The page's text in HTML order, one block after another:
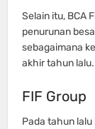
Selain itu, BCA
penurunan
sebagaimana
akhir tahun lalu.
FIF Group
Pada tahun